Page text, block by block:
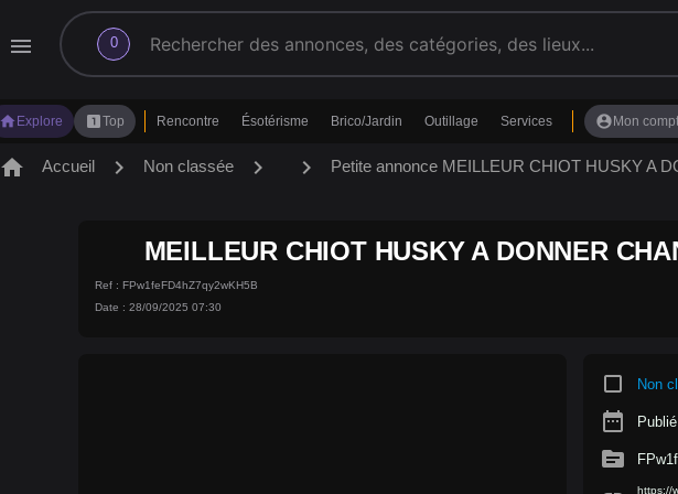
menu 0
search
home Explore looks_oneTop Rencontre Ésotérisme Brico/Jardin Outillage Services account_circle Mon
home Accueil chevron_right Non classée chevron_right chevron_right Petite annonce MEILLEUR CHIOT HUSKY A
MEILLEUR CHIOT HUSKY A DONNER
Ref : FPw1feFD4hZ7qy2wKH5B
Date : 28/09/2025 07:30
crop_square Non
date_range
source
https://